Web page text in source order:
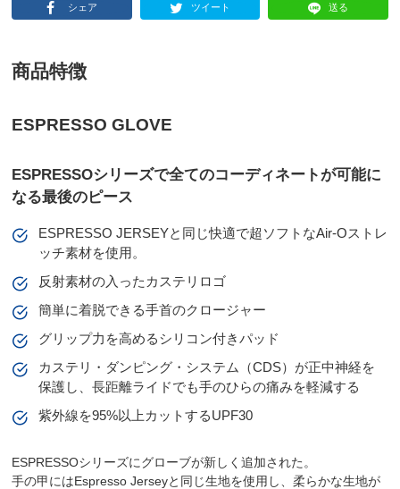
シェア ツイート 送る
商品特徴
ESPRESSO GLOVE
ESPRESSOシリーズで全てのコーディネートが可能に
なる最後のピース
ESPRESSO JERSEYと同じ快適で超ソフトなAir-Oストレ
ッチ素材を使用。
反射素材の入ったカステリロゴ
簡単に着脱できる手首のクロージャー
グリップ力を高めるシリコン付きパッド
カステリ・ダンピング・システム（CDS）が正中神経を
保護し、長距離ライドでも手のひらの痛みを軽減する
紫外線を95%以上カットするUPF30
ESPRESSOシリーズにグローブが新しく追加された。
手の甲にはEspresso Jerseyと同じ生地を使用し、柔らかな生地が